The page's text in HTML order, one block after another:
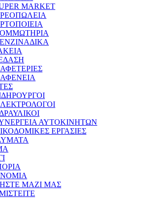
MARKET
ΑΥΤΟΚΙΝΗΤΩΝ
ΕΡΓΑΣΙΕΣ
ΜΑΖΙ ΜΑΣ